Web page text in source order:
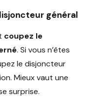
général
coupez le
. Si vous n’êtes
le disjoncteur
Mieux vaut une
surprise.